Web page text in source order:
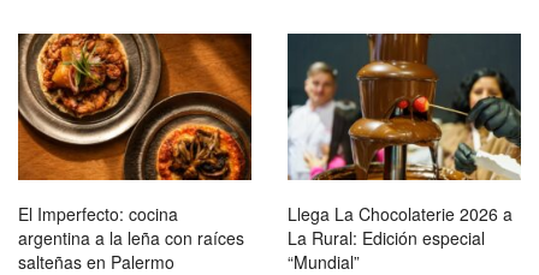
El Imperfecto: cocina
argentina a la leña con raíces
salteñas en Palermo
Llega La Chocolaterie 2026 a
La Rural: Edición especial
“Mundial”